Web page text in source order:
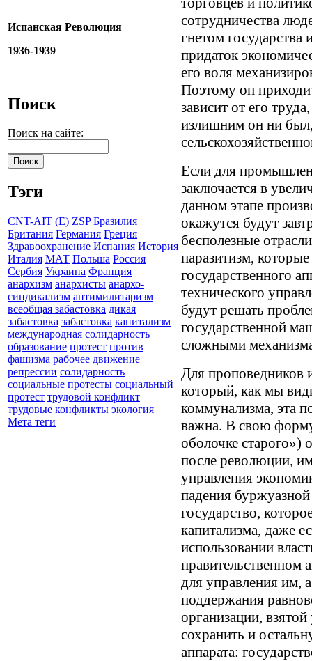
Испанская Революция
1936-1939
Поиск
Поиск на сайте:
Тэги
CNT-AIT (E) ZSP Бразилия
Британия Германия Греция
Здравоохранение Испания История
Италия МАТ Польша Россия
Сербия Украина Франция
анархизм анархисты анархо-
синдикализм антимилитаризм
всеобщая забастовка дикая
забастовка забастовка капитализм
международная солидарность
образование протест против
фашизма рабочее движение
репрессии солидарность
социальные протесты социальный
протест трудовой конфликт
трудовые конфликты экология
Мета теги
сотрудничества
гнетом
придаток
его воля
Поэтому он
зависит от его
излишним он ни
Если для
заключается в
данном этапе
окажутся будут
бесполезные
паразитизм,
государственного
технического
будут решать
государственной
сложными
Для проповедников
который, как мы
коммунализма, эта
важна. В свою
оболочке старого»)
после революции,
управления
падения
государство,
капитализма, даже
использовании
правительственном
для управления им,
поддержания
организации,
сохранить и
аппарата: